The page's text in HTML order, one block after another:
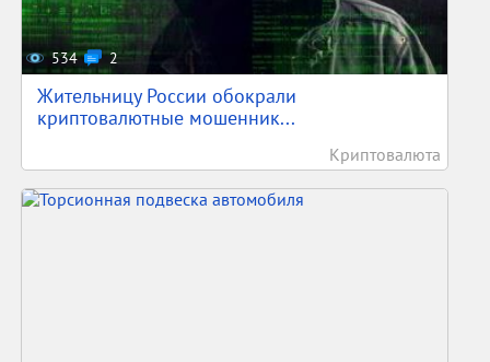
534 2
Жительницу России обокрали
криптовалютные мошенник...
Криптовалюта